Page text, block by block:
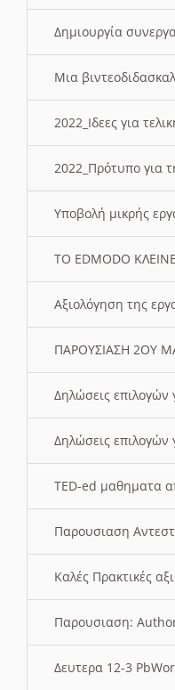
Δημιουργία
Μια
2022_Ιδεες για
2022_Πρότυπο για
Υποβολή μικρής
ΤΟ EDMODO
Αξιολόγηση της
ΠΑΡΟΥΣΙΑΣΗ
Δηλώσεις επιλογών
Δηλώσεις
TED-ed μαθηματα
Παρουσιαση
Καλές Πρακτικές
Παρουσιαση:
Δευτερα 12-3